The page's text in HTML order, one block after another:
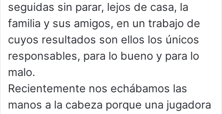
seguidas sin parar, lejos de casa, la
familia y sus amigos, en un trabajo de
cuyos resultados son ellos los únicos
responsables, para lo bueno y para lo
malo.
Recientemente nos echábamos las
manos a la cabeza porque una jugadora